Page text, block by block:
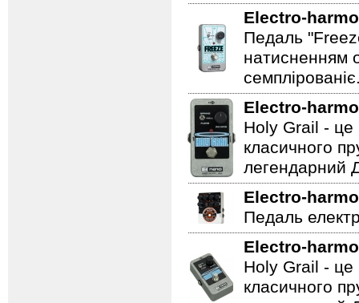
Electro-
Педаль
натисненням
Electro-
Holy Grail - це
класичного
легендарний
Electro-
Педаль
Electro-
Holy Grail - це
класичного